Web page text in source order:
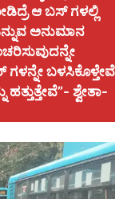
ಆ ಬಸ್‌ ಗಳಲ್ಲಿ
ಅನುಮಾನ
ಬಳಸಿಕೊಳ್ತೇವೆ
ಶ್ವೇತಾ-